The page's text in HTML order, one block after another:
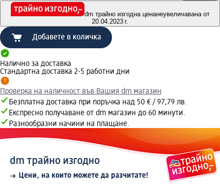
dm трайно изгодна ценанеувеличавана от
20.04.2023 г.
Добавете в количка
Налично за доставка
Стандартна доставка 2-5 работни дни
Проверка на наличност във Вашия dm магазин
Безплатна доставка при поръчка над 50 € / 97,79 лв.
Експресно получаване от dm магазин до 60 минути.
Разнообразни начини на плащане.
dm трайно изгодно
Цени, на които можете да разчитате!